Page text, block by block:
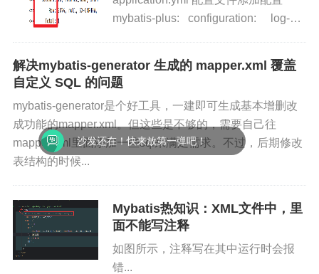
mybatis-plus: configuration: log-
解决mybatis-generator 生成的 mapper.xml 覆盖
自定义 SQL 的问题
mybatis-generator是个好工具，一建即可生成基本增删改
成功能的mapper.xml。但这些是不够的，需要自己往
mapper.xml里面添加一些sql来满足需求。不过，后期修改
表结构的时候...
Mybatis热知识：XML文件中，里
面不能写注释
如图所示，注释写在其中运行时会报
错...
沙发还在！快来放第一弹吧！